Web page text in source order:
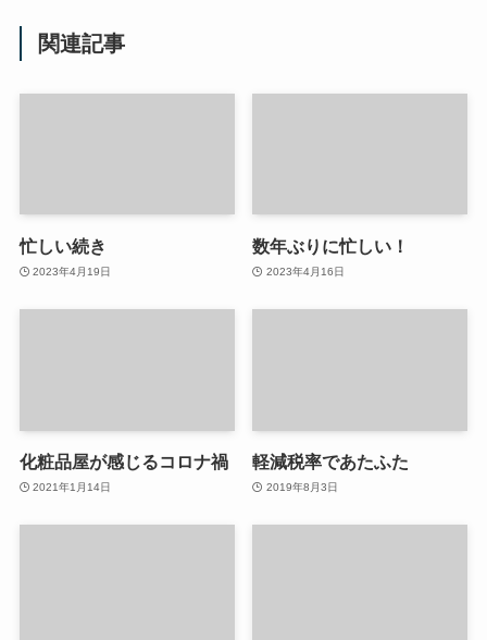
関連記事
忙しい続き
2023年4月19日
数年ぶりに忙しい！
2023年4月16日
化粧品屋が感じるコロナ禍
2021年1月14日
軽減税率であたふた
2019年8月3日